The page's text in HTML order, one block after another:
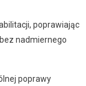
poprawiając
nadmiernego
poprawy